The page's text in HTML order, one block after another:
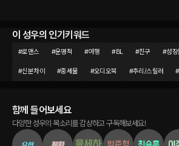
이 성우의 인기키워드
#로맨스 #운명적 #여행 #BL #친구 #성장
#신분차이 #중세물 #오디오북 #추리/스릴러 #
함께 들어보세요
다양한 성우의 목소리를 감상하고 구독해보세요!